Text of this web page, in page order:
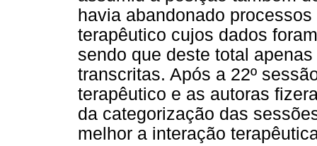
havia abandonado
terapêutico cujos dados
sendo que deste total
transcritas. Após a 22º
terapêutico e as autoras
da categorização das
melhor a interação